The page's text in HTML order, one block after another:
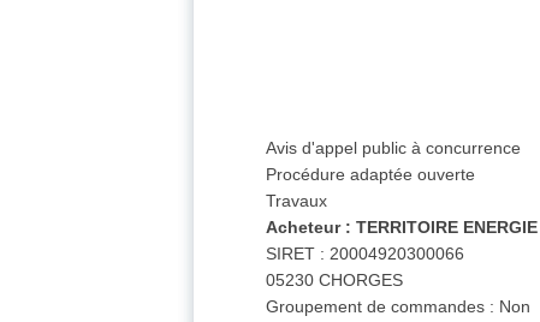
Avis d'appel public à concurrence
Procédure adaptée ouverte
Travaux
Acheteur : TERRITOIRE
SIRET : 20004920300066
05230 CHORGES
Groupement de commandes : Non